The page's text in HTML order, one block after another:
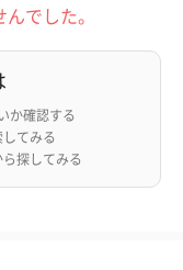
でした。
か確認する
てみる
ら探してみる